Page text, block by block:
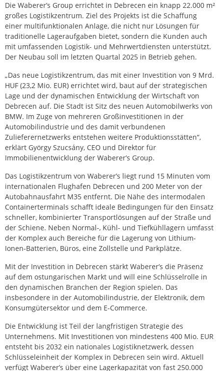
Die Waberer’s Group errichtet in Debrecen ein knapp 22.000 m²
großes Logistikzentrum. Ziel des Projekts ist die Schaffung
einer multifunktionalen Anlage, die nicht nur Lösungen für
traditionelle Lageraufgaben bietet, sondern die Kunden auch
mit umfassenden Logistik- und Mehrwertdiensten unterstützt.
Der Neubau soll im letzten Quartal 2025 in Betrieb gehen.
„Das neue Logistikzentrum, das mit einer Investition von 9 Mrd.
HUF (23,2 Mio. EUR) errichtet wird, baut auf der strategischen
Lage und der dynamischen Entwicklung der Wirtschaft von
Debrecen auf. Die Stadt ist Sitz des neuen Automobilwerks von
BMW. Im Zuge von mehreren Großinvestitionen in der
Automobilindustrie und des damit verbundenen
Zulieferernetzwerks entstehen weitere Produktionsstätten“,
erklärt György Szucsány, CEO und Direktor für
Immobilienentwicklung der Waberer’s Group.
Das Logistikzentrum von Waberer’s liegt rund 15 Minuten vom
internationalen Flughafen Debrecen und 200 Meter von der
Autobahnausfahrt M35 entfernt. Die Nähe des intermodalen
Containerterminals schafft ideale Bedingungen für den Einsatz
schneller, kombinierter Transportlösungen auf der Straße und
der Schiene. Neben Normal-, Kühl- und Tiefkühllagern umfasst
der Komplex auch Bereiche für die Lagerung von Lithium-
Ionen-Batterien, Büros, eine Zollstelle und Parkplätze.
Mit der Investition in Debrecen stärkt Waberer’s die Präsenz
auf dem ostungarischen Markt und will eine Schlüsselrolle in
den dynamischen Branchen der Region spielen. Das
insbesondere in der Automobilindustrie, der Elektronik, dem
Konsumgütersektor und dem E-Commerce.
Die Entwicklung ist Teil der langfristigen Strategie des
Unternehmens. Mit Investitionen von mindestens 400 Mio. EUR
entsteht bis 2032 ein nationales Logistiknetzwerk, dessen
Schlüsseleinheit der Komplex in Debrecen sein wird. Aktuell
verfügt Waberer’s über eine Lagerkapazität von fast 250.000